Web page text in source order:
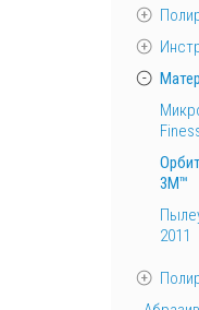
3M™
2011